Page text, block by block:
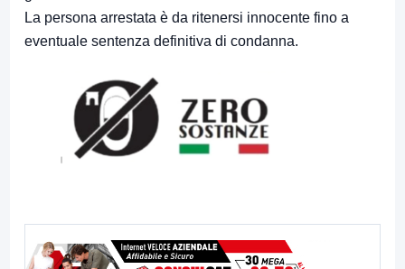
La persona arrestata è da ritenersi innocente fino a
eventuale sentenza definitiva di condanna.